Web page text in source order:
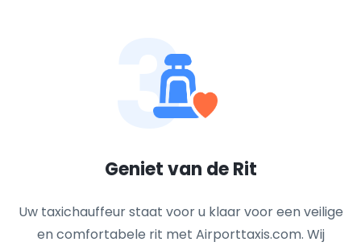
3
Geniet van de Rit
Uw taxichauffeur staat voor u klaar voor een veilige
en comfortabele rit met Airporttaxis.com. Wij